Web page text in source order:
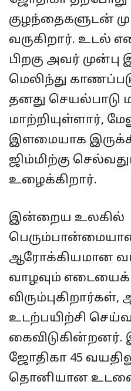
குழந்தைகளுடன்
வருகிறார். உடல்
பிறகு அவர் முன்பு
மெலிந்து
தனது
மாற்றியுள்ளார்,
இளமையாக
ஜிம்மிற்கு
உழைக்கிறார்.
இன்றைய உலகில்
ஆரோக்கியமான
வாழவும் எடையைக்
உடற்பயிற்சி
கைவிடுகின்றனர்.
ஜோதிகா 45
தொனியான